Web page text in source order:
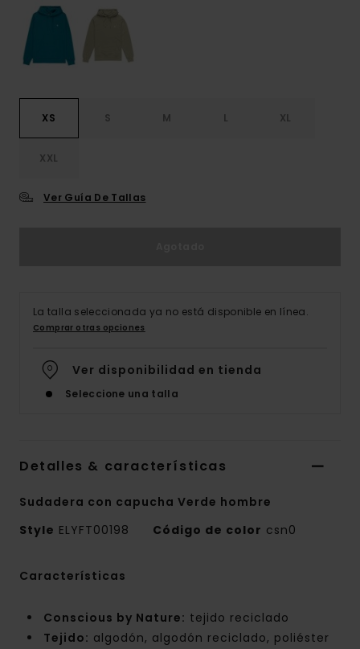
XS S M L XL
XXL
Ver Guía De Tallas
La talla seleccionada ya no está disponible en línea.
Comprar otras opciones
Ver disponibilidad en tienda
Seleccione una talla
Detalles & características
Sudadera con capucha Verde hombre
Style ELYFT00198 Código de color csn0
Características
Conscious by Nature: tejido reciclado
Tejido: algodón, algodón reciclado, poliéster